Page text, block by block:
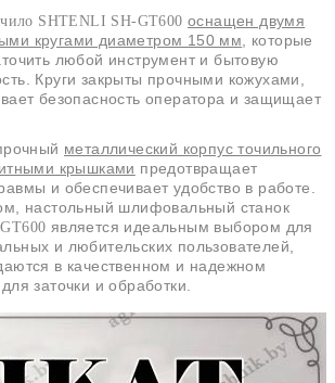
SHTENLI SH-GT600 оснащен двумя
кругами диаметром 150 мм , которые
любой инструмент и бытовую
Круги закрыты прочными кожухами,
безопасность оператора и защищает
металлический корпус точильного
крышками предотвращает
и обеспечивает удобство в работе.
настольный шлифовальный станок
является идеальным выбором для
и любительских пользователей,
в качественном и надежном
заточки и обработки.